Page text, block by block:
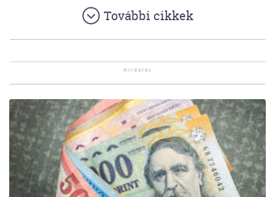
További cikkek